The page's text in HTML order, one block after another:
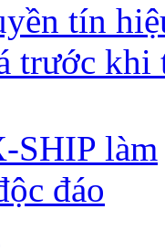
tín
trước khi